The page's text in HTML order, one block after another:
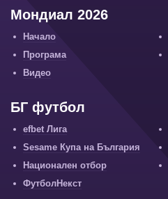
Мондиал 2026
Начало
Програма
Видео
БГ футбол
efbet Лига
Sesame Купа на България
Национален отбор
ФутболНекст